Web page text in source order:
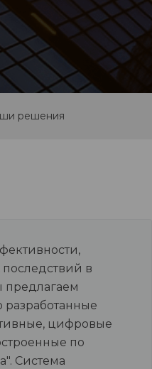
решения
в
цифровые
по
Система